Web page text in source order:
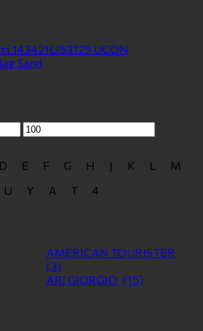
143421LI53125 UCON
Sand
Μέγιστη
τιμή
D E F G H J K L
M
U Y Α Τ 4
AMERICAN TOURISTER
(3)
ARI GIORGIO (15)